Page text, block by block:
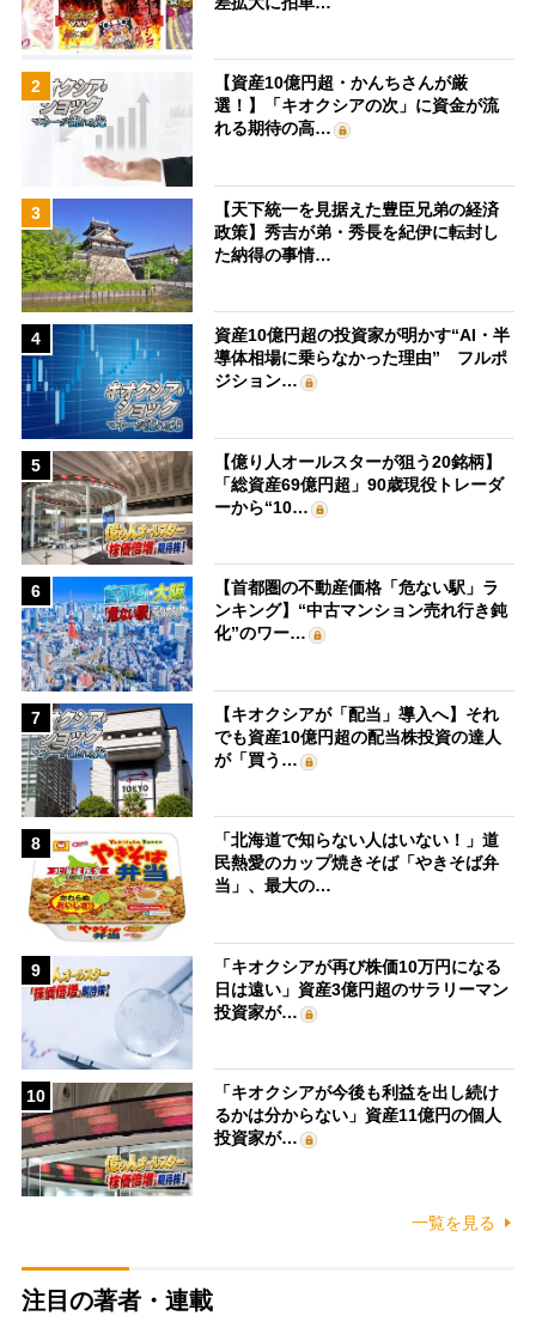
2
【資産10億円超・かんちさんが厳
選！】「キオクシアの次」に資金が流
れる期待の高…
3
【天下統一を見据えた豊臣兄弟の経済
政策】秀吉が弟・秀長を紀伊に転封し
た納得の事情…
4
資産10億円超の投資家が明かす“AI・半
導体相場に乗らなかった理由” フルポ
ジション…
5
【億り人オールスターが狙う20銘柄】
「総資産69億円超」90歳現役トレーダ
ーから“10…
6
【首都圏の不動産価格「危ない駅」ラ
ンキング】“中古マンション売れ行き鈍
化”のワー…
7
【キオクシアが「配当」導入へ】それ
でも資産10億円超の配当株投資の達人
が「買う…
8
「北海道で知らない人はいない！」道
民熱愛のカップ焼きそば「やきそば弁
当」、最大の…
9
「キオクシアが再び株価10万円になる
日は遠い」資産3億円超のサラリーマン
投資家が…
10
「キオクシアが今後も利益を出し続け
るかは分からない」資産11億円の個人
投資家が…
一覧を見る
注目の著者・連載